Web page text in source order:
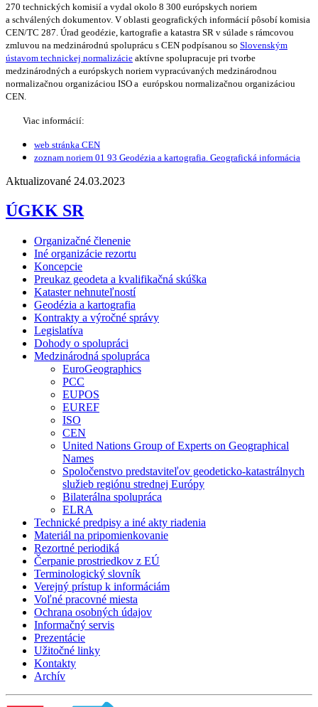
270 technických komisií a vydal okolo 8 300 európskych noriem
a schválených dokumentov. V oblasti geografických informácií pôsobí komisia
CEN/TC 287. Úrad geodézie, kartografie a katastra SR v súlade s rámcovou
zmluvou na medzinárodnú spoluprácu s CEN podpísanou so Slovenským
ústavom technickej normalizácie aktívne spolupracuje pri tvorbe
medzinárodných a európskych noriem vypracúvaných medzinárodnou
normalizačnou organizáciou ISO a európskou normalizačnou organizáciou
CEN.
Viac informácií:
web stránka CEN
zoznam noriem 01 93 Geodézia a kartografia. Geografická informácia
Aktualizované 24.03.2023
ÚGKK SR
Organizačné členenie
Iné organizácie rezortu
Koncepcie
Preukaz geodeta a kvalifikačná skúška
Kataster nehnuteľností
Geodézia a kartografia
Kontrakty a výročné správy
Legislatíva
Dohody o spolupráci
Medzinárodná spolupráca
EuroGeographics
PCC
EUPOS
EUREF
ISO
CEN
United Nations Group of Experts on Geographical
Names
Spoločenstvo predstaviteľov geodeticko-katastrálnych
služieb regiónu strednej Európy
Bilaterálna spolupráca
ELRA
Technické predpisy a iné akty riadenia
Materiál na pripomienkovanie
Rezortné periodiká
Čerpanie prostriedkov z EÚ
Terminologický slovník
Verejný prístup k informáciám
Voľné pracovné miesta
Ochrana osobných údajov
Informačný servis
Prezentácie
Užitočné linky
Kontakty
Archív